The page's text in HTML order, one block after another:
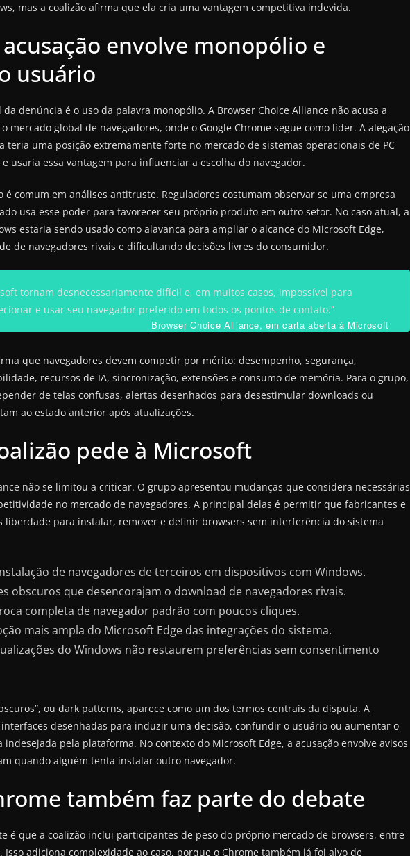
mas a coalizão afirma que ela cria uma vantagem competitiva indevida.
envolve monopólio e
usuário
denúncia é o uso da palavra monopólio. A Browser Choice Alliance não acusa a
mercado global de navegadores, onde o Google Chrome segue como líder. A alegação
teria uma posição extremamente forte no mercado de sistemas operacionais de PC
usaria essa vantagem para influenciar a escolha do navegador.
é comum em análises antitruste. Reguladores costumam observar se uma empresa
usa esse poder para favorecer seu próprio produto em outro setor. No caso atual, a
estaria sendo usado como alavanca para ampliar o alcance do Microsoft Edge,
de navegadores rivais e dificultando decisões livres do consumidor.
tornam desnecessariamente difícil e, em muitos casos, impossível para
e usar seu navegador preferido em todos os pontos de contato.”
Browser Choice Alliance, em carta aberta à Microsoft
que navegadores devem competir por mérito: desempenho, segurança,
recursos de IA, sincronização, extensões e consumo de memória. Para o grupo,
de telas confusas, alertas desenhados para desestimular downloads ou
ao estado anterior após atualizações.
pede à Microsoft
não se limitou a criticar. O grupo apresentou mudanças que considera necessárias
no mercado de navegadores. A principal delas é permitir que fabricantes e
liberdade para instalar, remover e definir browsers sem interferência do sistema
de navegadores de terceiros em dispositivos com Windows.
obscuros que desencorajam o download de navegadores rivais.
completa de navegador padrão com poucos cliques.
mais ampla do Microsoft Edge das integrações do sistema.
do Windows não restaurem preferências sem consentimento
ou dark patterns, aparece como um dos termos centrais da disputa. A
desenhadas para induzir uma decisão, confundir o usuário ou aumentar o
pela plataforma. No contexto do Microsoft Edge, a acusação envolve avisos
quando alguém tenta instalar outro navegador.
também faz parte do debate
é que a coalizão inclui participantes de peso do próprio mercado de browsers, entre
Isso adiciona complexidade ao caso, porque o Chrome também já foi alvo de